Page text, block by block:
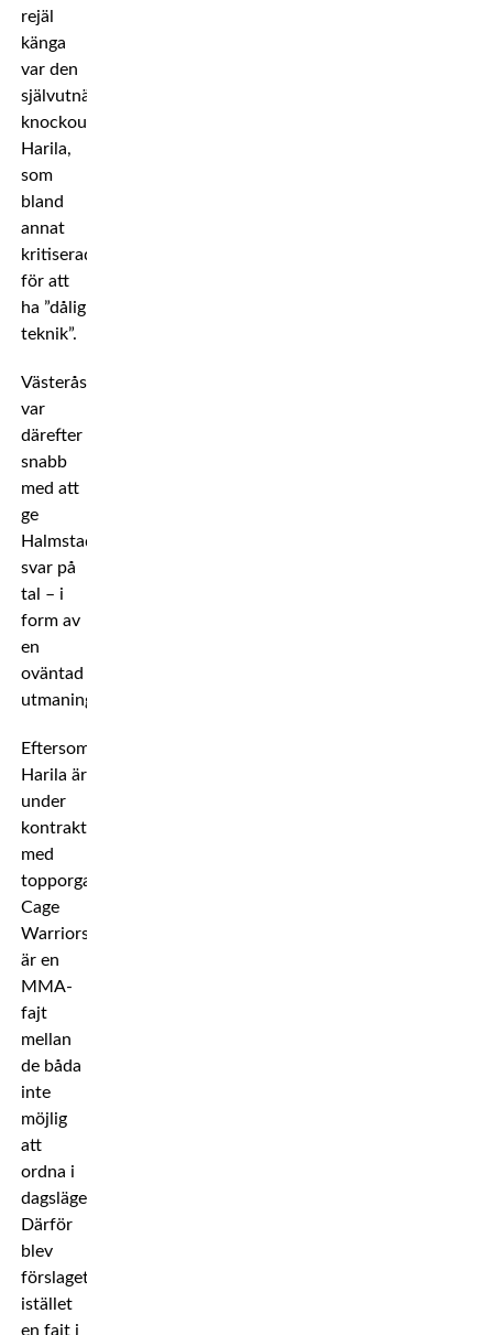
rejäl
känga
var den
självutnämnde
knockoutkungen
Harila,
som
bland
annat
kritiserades
för att
ha ”dålig
teknik”.
Västeråsstjärnan
var
därefter
snabb
med att
ge
Halmstadsfajtern
svar på
tal – i
form av
en
oväntad
utmaning.
Eftersom
Harila är
under
kontrakt
med
topporganisationen
Cage
Warriors
är en
MMA-
fajt
mellan
de båda
inte
möjlig
att
ordna i
dagsläget.
Därför
blev
förslaget
istället
en fajt i